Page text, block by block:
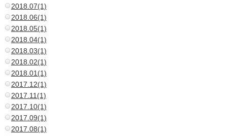
2018.07(1)
2018.06(1)
2018.05(1)
2018.04(1)
2018.03(1)
2018.02(1)
2018.01(1)
2017.12(1)
2017.11(1)
2017.10(1)
2017.09(1)
2017.08(1)